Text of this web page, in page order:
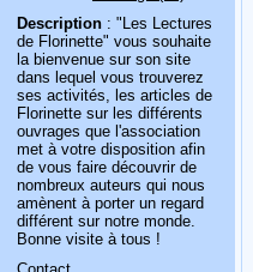
Description : "Les Lectures
de Florinette" vous souhaite
la bienvenue sur son site
dans lequel vous trouverez
ses activités, les articles de
Florinette sur les différents
ouvrages que l'association
met à votre disposition afin
de vous faire découvrir de
nombreux auteurs qui nous
amènent à porter un regard
différent sur notre monde.
Bonne visite à tous !